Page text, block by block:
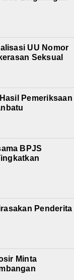
UU Nomor
Seksual
Pemeriksaan
BPJS
Penderita
Minta